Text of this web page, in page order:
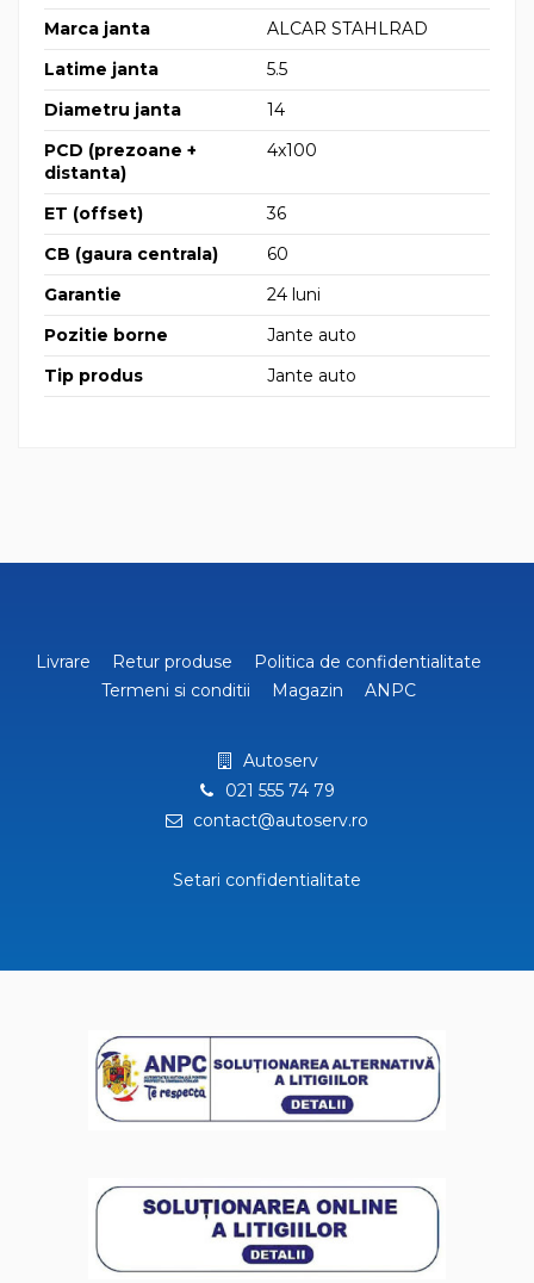
Marca janta
ALCAR STAHLRAD
Latime janta
5.5
Diametru janta
14
PCD (prezoane +
distanta)
4x100
ET (offset)
36
CB (gaura centrala)
60
Garantie
24 luni
Pozitie borne
Jante auto
Tip produs
Jante auto
Livrare Retur produse
Politica de confidentialitate
Termeni si conditii
Magazin ANPC
Autoserv
021 555 74 79
contact@autoserv.ro
Setari confidentialitate